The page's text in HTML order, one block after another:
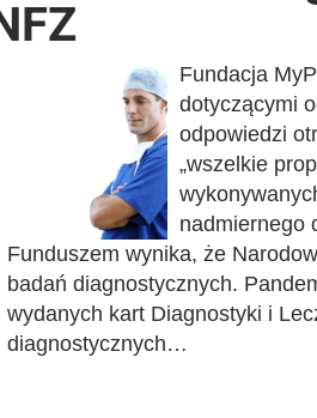
Fundacja
dotyczącymi
odpowiedzi
„wszelkie
nadmiernego
Funduszem wynika, że
badań diagnostycznych.
wydanych kart Diagnostyki i
diagnostycznych…